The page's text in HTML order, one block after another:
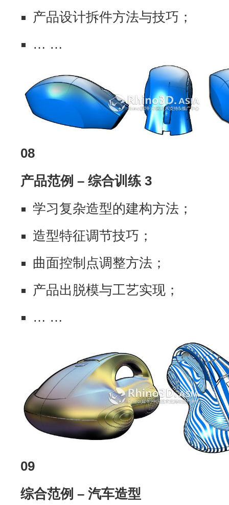
产品设计拆件方法与技巧；
… …
08
产品范例 – 综合训练 3
学习复杂造型的建构方法；
造型特征调节技巧；
曲面控制点调整方法；
产品出脱模与工艺实现；
… …
09
综合范例 – 汽车造型